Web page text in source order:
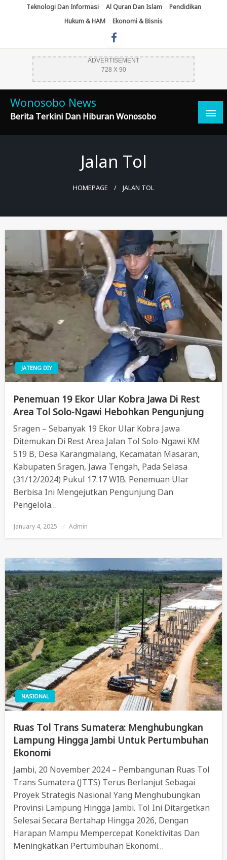
Teknologi Dan Informasi Al Quran Dan Islam
Pendidikan
Hukum & HAM
Ekonomi & Bisnis
ADVERTISEMENT
728 X 90
Wonosobo News
Berita Terkini Dan Hiburan Wonosobo
Jalan Tol
HOMEPAGE JALAN TOL
JATENG DIY
Penemuan 19 Ekor Ular Kobra Jawa Di Rest
Area Tol Solo-Ngawi Hebohkan Pengunjung
Sragen – Sebanyak 19 Ekor Ular Kobra Jawa
Ditemukan Di Rest Area Jalan Tol Solo-Ngawi KM
519 B, Desa Karangmalang, Kecamatan Masaran,
Kabupaten Sragen, Jawa Tengah, Pada Selasa
(31/12/2024) Pukul 17.17 WIB. Penemuan Ular
Berbisa Ini Mengejutkan Pengunjung Dan
Pengelola…
Posted
January 4, 2025 Admin
NASIONAL
Ruas Tol Trans Sumatera: Menghubungkan
Lampung Hingga Jambi Untuk Pertumbuhan
Ekonomi
Jambi, 20 November 2024 – Pembangunan Ruas Tol
Trans Sumatera (JTTS) Terus Berlanjut Sebagai
Proyek Strategis Nasional Yang Menghubungkan
Provinsi Lampung Hingga Jambi. Tol Ini Ditargetkan
Selesai Secara Bertahap Hingga 2026, Dengan
Harapan Mampu Mempercepat Konektivitas Dan
Meningkatkan Pertumbuhan Ekonomi…